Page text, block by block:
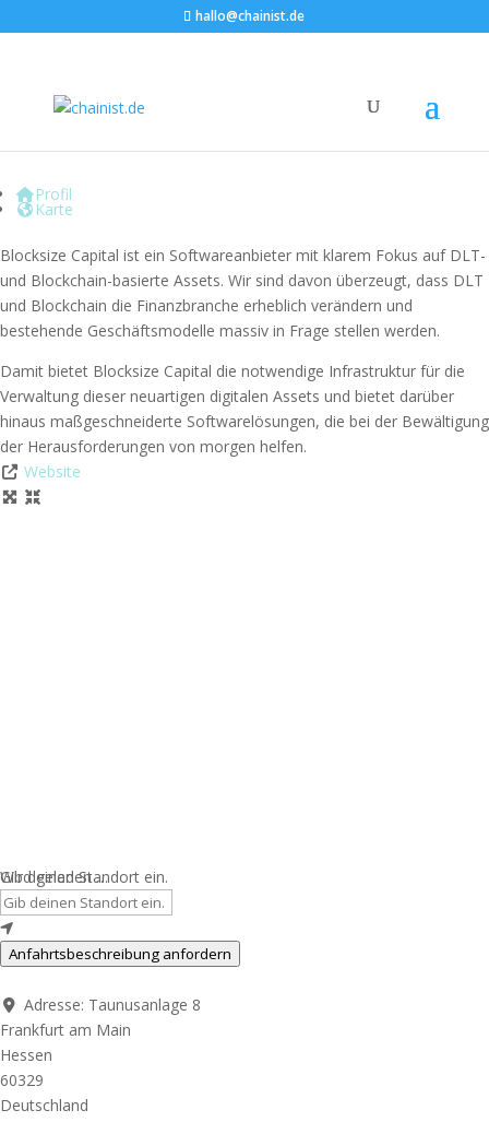
hallo@chainist.de
Blocksize Capital GmbH
Profil
Karte
Blocksize Capital ist ein Softwareanbieter mit klarem Fokus auf DLT-
und Blockchain-basierte Assets. Wir sind davon überzeugt, dass DLT
und Blockchain die Finanzbranche erheblich verändern und
bestehende Geschäftsmodelle massiv in Frage stellen werden.
Damit bietet Blocksize Capital die notwendige Infrastruktur für die
Verwaltung dieser neuartigen digitalen Assets und bietet darüber
hinaus maßgeschneiderte Softwarelösungen, die bei der Bewältigung
der Herausforderungen von morgen helfen.
Website
Wird geladen …
Gib deinen Standort ein.
Anfahrtsbeschreibung anfordern
Adresse: Taunusanlage 8
Frankfurt am Main
Hessen
60329
Deutschland